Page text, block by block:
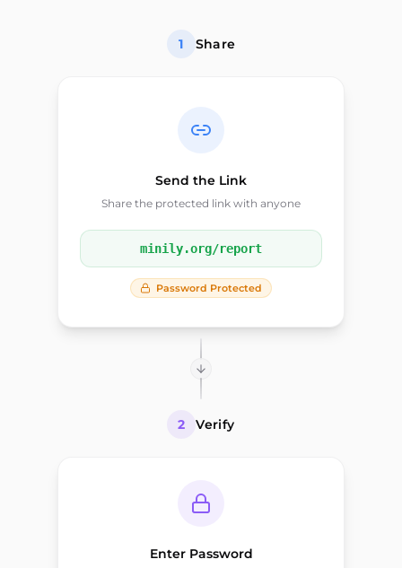
1 Share
Send the Link
Share the protected link with anyone
minily.org/report
Password Protected
2 Verify
Enter Password